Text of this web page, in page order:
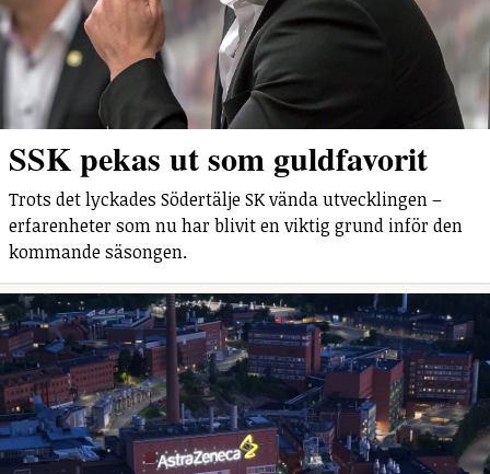
SSK pekas ut som guldfavorit
Trots det lyckades Södertälje SK vända utvecklingen –
erfarenheter som nu har blivit en viktig grund inför den
kommande säsongen.